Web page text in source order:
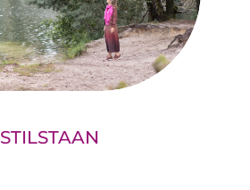
STILSTAAN